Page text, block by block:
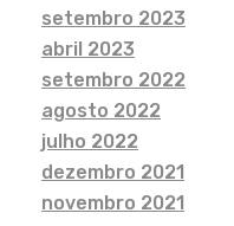
setembro 2023
abril 2023
setembro 2022
agosto 2022
julho 2022
dezembro 2021
novembro 2021